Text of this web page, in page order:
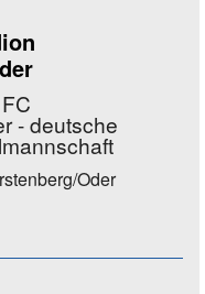
- deutsche
Oder